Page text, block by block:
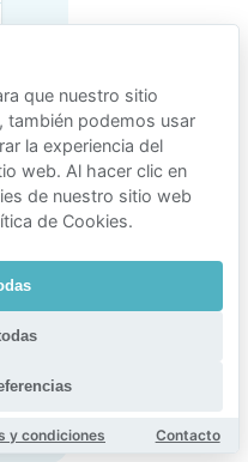
para
cerca
Havenlaan
reglas
de carga
vehículos
que nuestro sitio
también podemos usar
la experiencia del
web. Al hacer clic en
de nuestro sitio web
de Cookies.
y condiciones Contacto